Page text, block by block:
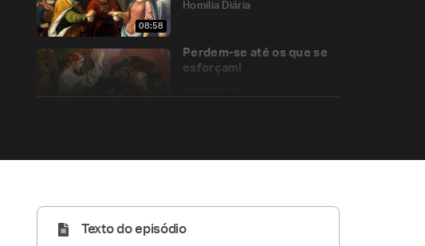
08:58
Homilia Diária
Perdem-se até os que se
esforçam!
Texto do episódio